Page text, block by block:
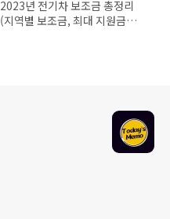
2023년 전기차 보조금 총정리
(지역별 보조금, 최대 지원금액,